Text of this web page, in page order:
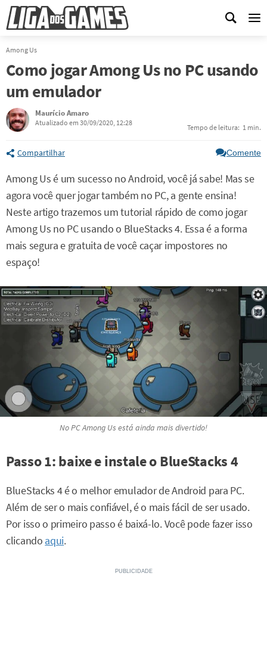
Among Us
Como jogar Among Us no PC usando
um emulador
Maurício Amaro
Atualizado em 30/09/2020, 12:28
Tempo de leitura: 1 min.
Compartilhar Comente
Among Us é um sucesso no Android, você já sabe! Mas se
agora você quer jogar também no PC, a gente ensina!
Neste artigo trazemos um tutorial rápido de como jogar
Among Us no PC usando o BlueStacks 4. Essa é a forma
mais segura e gratuita de você caçar impostores no
espaço!
No PC Among Us está ainda mais divertido!
Passo 1: baixe e instale o BlueStacks 4
BlueStacks 4 é o melhor emulador de Android para PC.
Além de ser o mais confiável, é o mais fácil de ser usado.
Por isso o primeiro passo é baixá-lo. Você pode fazer isso
clicando aqui.